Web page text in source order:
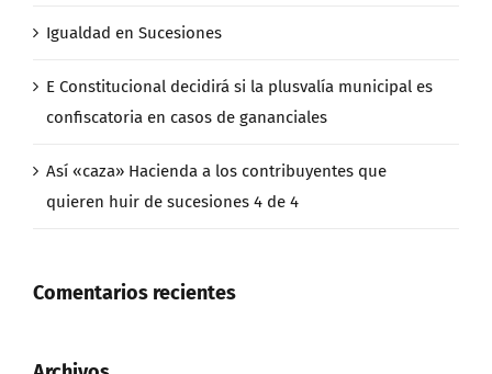
Igualdad en Sucesiones
E Constitucional decidirá si la plusvalía municipal es
confiscatoria en casos de gananciales
Así «caza» Hacienda a los contribuyentes que
quieren huir de sucesiones 4 de 4
Comentarios recientes